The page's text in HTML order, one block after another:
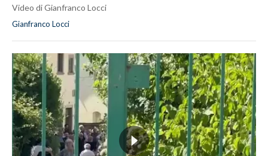
Video di Gianfranco Locci
Gianfranco Locci